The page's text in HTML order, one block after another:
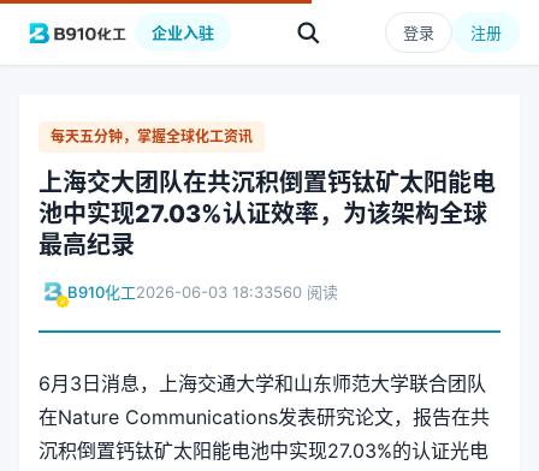
企业入驻 登录 注册
每天五分钟，掌握全球化工资讯
上海交大团队在共沉积倒置钙钛矿太阳能电
池中实现27.03%认证效率，为该架构全球
最高纪录
B910化工2026-06-03 18:33560 阅读
6月3日消息，上海交通大学和山东师范大学联合团队
在Nature Communications发表研究论文，报告在共
沉积倒置钙钛矿太阳能电池中实现27.03%的认证光电